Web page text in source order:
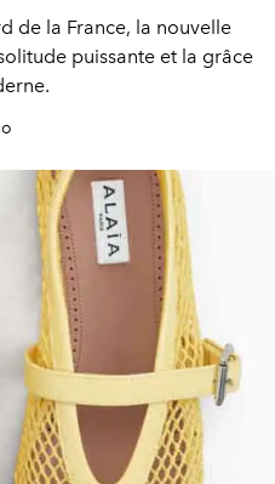
de la France, la nouvelle
puissante et la grâce